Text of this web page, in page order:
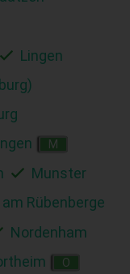
Lingen
M
Munster
Rübenberge
Nordenham
O